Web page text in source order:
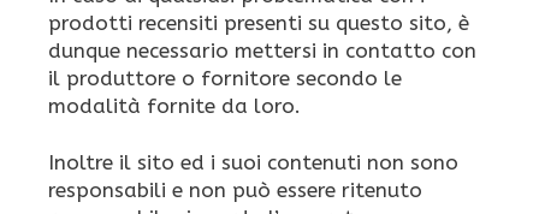
prodotti recensiti presenti su questo sito, è
dunque necessario mettersi in contatto con
il produttore o fornitore secondo le
modalità fornite da loro.
Inoltre il sito ed i suoi contenuti non sono
responsabili e non può essere ritenuto